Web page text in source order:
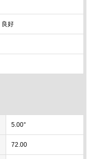
好
5.00°
72.00